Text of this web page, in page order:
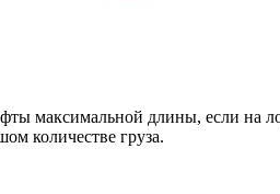
максимальной длины, если на
количестве груза.